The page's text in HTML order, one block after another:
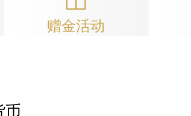
赠金活动
币